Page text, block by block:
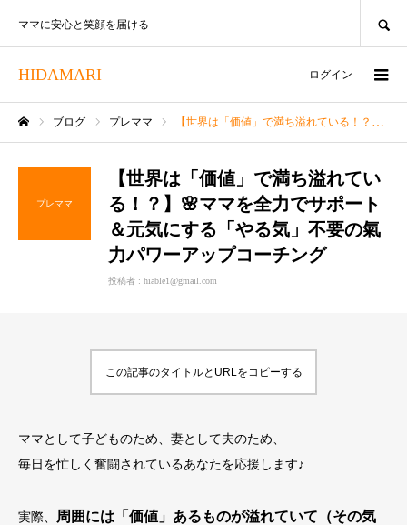
HIDAMARI
ママに安心と笑顔を届ける
ログイン
ブログ プレママ 【世界は「価値」で満ち溢れている！？】🌸ママを全力でサポート＆元気にする「やる気」不要の氣力パワーアップコーチング
プレママ
【世界は「価値」で満ち溢れてい
る！？】🌸ママを全力でサポート
＆元気にする「やる気」不要の氣
力パワーアップコーチング
投稿者 : hiable1@gmail.com
この記事のタイトルとURLをコピーする
ママとして子どものため、妻として夫のため、
毎日を忙しく奮闘されているあなたを応援します♪
実際、
周囲には「価値」あるものが溢れていて（その気